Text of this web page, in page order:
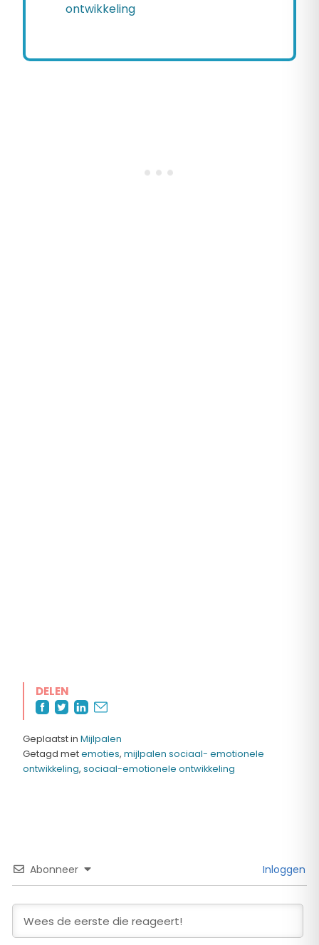
ontwikkeling
DELEN
Geplaatst in Mijlpalen
Getagd metemoties, mijlpalen sociaal- emotionele
ontwikkeling, sociaal-emotionele ontwikkeling
Abonneer Inloggen